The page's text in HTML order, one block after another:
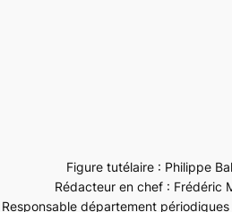
Figure tutélaire : Philippe
Rédacteur en chef : Frédéric
Responsable département